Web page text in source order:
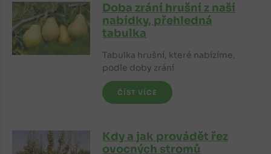
Doba zrání hrušní z naší
nabídky, přehledná
tabulka
Tabulka hrušní, které nabízíme,
podle doby zrání
ČÍST VÍCE
Kdy a jak provádět řez
ovocných stromů